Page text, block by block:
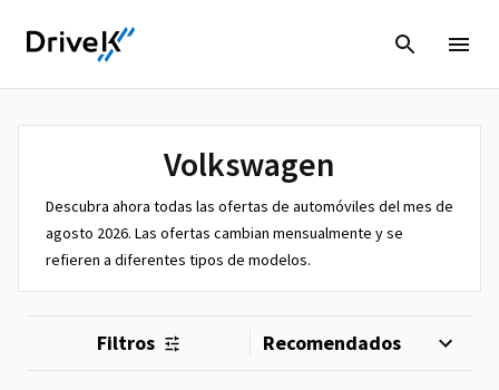
Volkswagen
Descubra ahora todas las ofertas de automóviles del mes de
agosto 2026. Las ofertas cambian mensualmente y se
refieren a diferentes tipos de modelos.
Filtros